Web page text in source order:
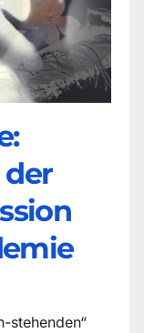
stehenden“